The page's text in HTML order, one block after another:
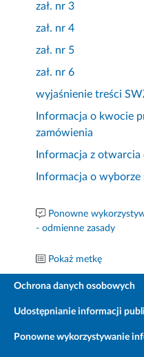
zał. nr 3
zał. nr 4
zał. nr 5
zał. nr 6
wyjaśnienie treści
Informacja o kwocie
zamówienia
Informacja z
Informacja o
Ponowne
- odmienne zasady
Pokaż metkę
Ochrona danych osobowych
Udostępnianie informacji
Ponowne wykorzystywanie